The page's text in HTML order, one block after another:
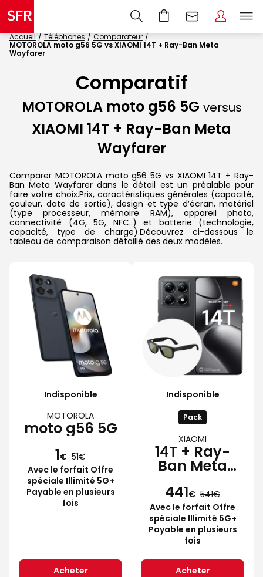
Accueil Téléphones
Comparateur
MOTOROLA moto g56 5G vs XIAOMI 14T + Ray-Ban Meta
Wayfarer
Comparatif
MOTOROLA moto g56 5G versus
XIAOMI 14T + Ray-Ban Meta
Wayfarer
Comparer MOTOROLA moto g56 5G vs XIAOMI 14T + Ray-
Ban Meta Wayfarer dans le détail est un préalable pour
faire votre choix.Prix, caractéristiques générales (capacité,
couleur, date de sortie), design et type d’écran, matériel
(type processeur, mémoire RAM), appareil photo,
connectivité (4G, 5G, NFC..) et batterie (technologie,
capacité, type de charge).Découvrez ci-dessous le
tableau de comparaison détaillé des deux modèles.
Indisponible
MOTOROLA
moto g56 5G
1€ 51
Avec le forfait Offre
spéciale Illimité 5G+
Payable en plusieurs
fois
Acheter
Indisponible
Pack
XIAOMI
14T + Ray-
Ban Meta
441€ 541
Avec le forfait Offre
spéciale Illimité 5G+
Payable en plusieurs
fois
Acheter